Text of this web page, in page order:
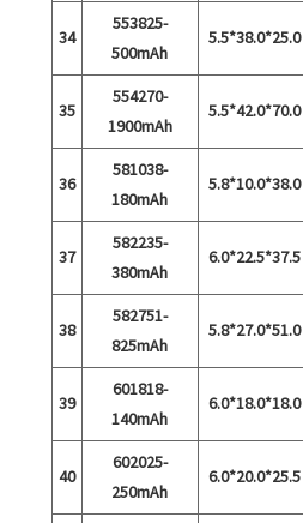
34
553825-
500mAh
5.5*38.0*25.0
35
554270-
1900mAh
5.5*42.0*70.0
36
581038-
180mAh
5.8*10.0*38.0
37
582235-
380mAh
6.0*22.5*37.5
38
582751-
825mAh
5.8*27.0*51.0
39
601818-
140mAh
6.0*18.0*18.0
40
602025-
250mAh
6.0*20.0*25.5